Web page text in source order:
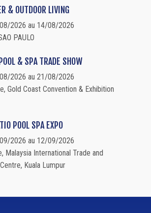
& OUTDOOR LIVING
2026 au 14/08/2026
PAULO
& SPA TRADE SHOW
2026 au 21/08/2026
Gold Coast Convention & Exhibition
POOL SPA EXPO
2026 au 12/09/2026
Malaysia International Trade and
Kuala Lumpur